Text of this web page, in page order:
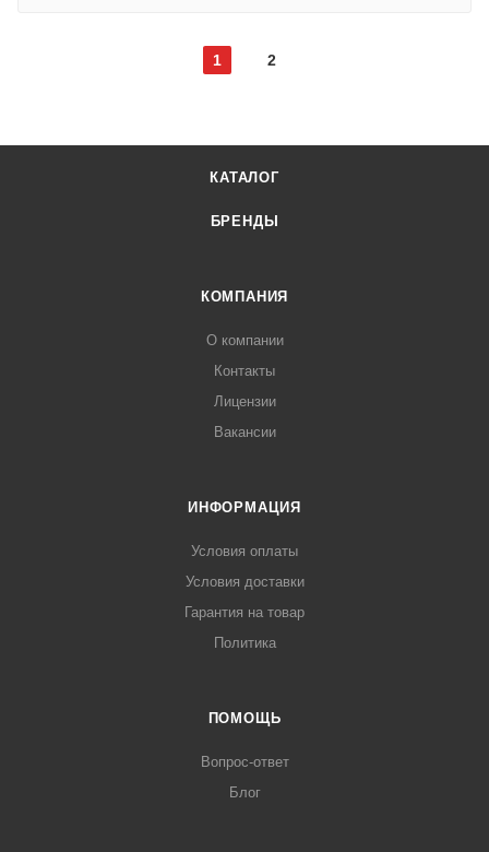
1 2
КАТАЛОГ
БРЕНДЫ
КОМПАНИЯ
О компании
Контакты
Лицензии
Вакансии
ИНФОРМАЦИЯ
Условия оплаты
Условия доставки
Гарантия на товар
Политика
ПОМОЩЬ
Вопрос-ответ
Блог